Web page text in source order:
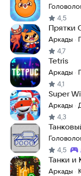
4,5
Прятки
Аркады ·
4,7
Tetris
Аркады ·
4,1
Super
Аркады ·
4,3
4,5
Танки и
Аркады ·